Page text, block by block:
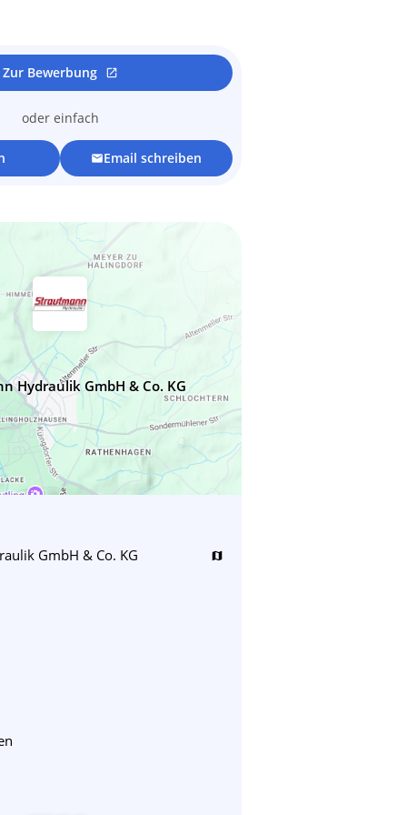
Zur Bewerbung open_in_new
oder einfach
mailEmail schreiben
Hydraulik GmbH & Co. KG
GmbH & Co. KG map